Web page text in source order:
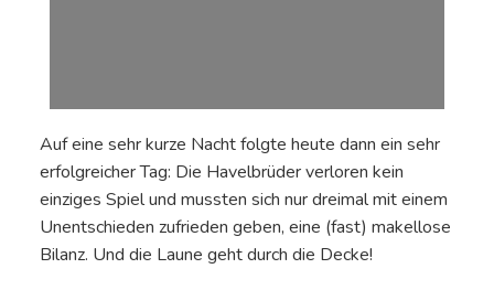
Auf eine sehr kurze Nacht folgte heute dann ein sehr
erfolgreicher Tag: Die Havelbrüder verloren kein
einziges Spiel und mussten sich nur dreimal mit einem
Unentschieden zufrieden geben, eine (fast) makellose
Bilanz. Und die Laune geht durch die Decke!